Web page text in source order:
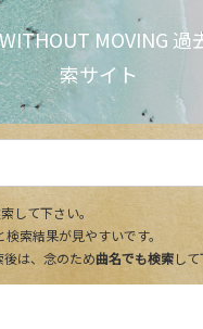
MOVING
索サイト
して下さい。
検索結果が見やすいです。
は、念のため曲名でも検索して